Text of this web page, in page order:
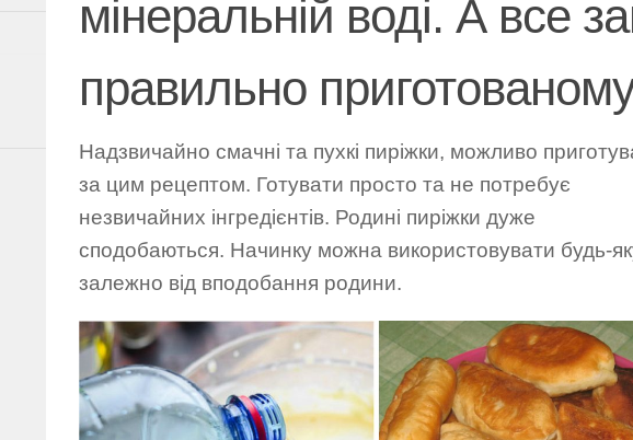
мінеральній воді. А все
правильно приготованому
Надзвичайно смачні та пухкі пиріжки, можливо
за цим рецептом. Готувати просто та не потребує
незвичайних інгредієнтів. Родині пиріжки дуже
сподобаються. Начинку можна використовувати будь-
залежно від вподобання родини.